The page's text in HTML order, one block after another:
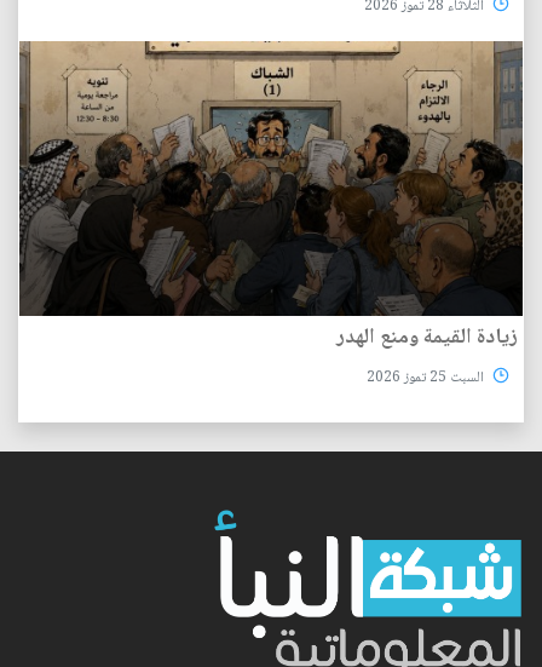
الثلاثاء 28 تموز 2026
زيادة القيمة ومنع الهدر
السبت 25 تموز 2026